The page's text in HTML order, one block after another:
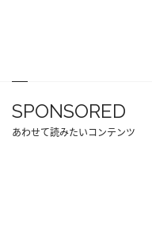
SPONSORED
あわせて読みたいコンテンツ